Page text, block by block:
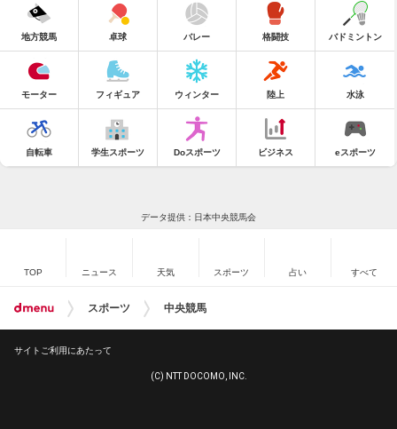
地方競馬 卓球 バレー 格闘技 バドミントン
モーター フィギュア ウィンター 陸上 水泳
自転車 学生スポーツ Doスポーツ ビジネス eスポーツ
データ提供：日本中央競馬会
TOP ニュース 天気 スポーツ 占い すべて
スポーツ 中央競馬
サイトご利用にあたって
(C) NTT DOCOMO, INC.